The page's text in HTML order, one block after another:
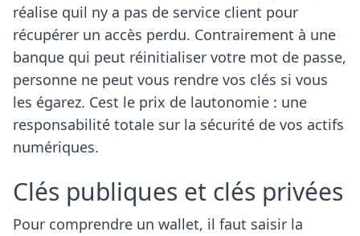
réalise quil ny a pas de service client pour
récupérer un accès perdu. Contrairement à une
banque qui peut réinitialiser votre mot de passe,
personne ne peut vous rendre vos clés si vous
les égarez. Cest le prix de lautonomie : une
responsabilité totale sur la sécurité de vos actifs
numériques.
Clés publiques et clés privées
Pour comprendre un wallet, il faut saisir la